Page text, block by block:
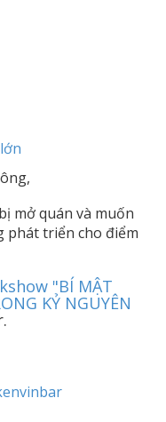
mở quán và muốn
phát triển cho điểm
"BÍ MẬT
KỶ NGUYÊN